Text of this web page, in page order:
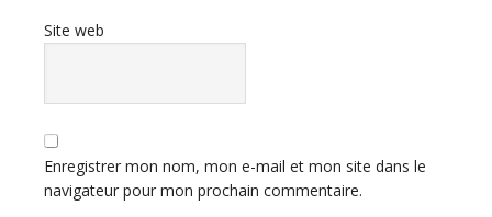
Site web
Enregistrer mon nom, mon e-mail et mon site dans le
navigateur pour mon prochain commentaire.